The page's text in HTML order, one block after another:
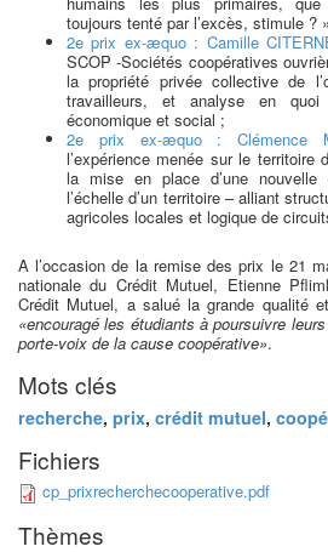
toujours tenté par l’excès, stimule ? »
2e prix ex-æquo : Camille
SCOP -Sociétés coopératives
la propriété privée collective de
travailleurs, et analyse en
économique et social ;
2e prix ex-æquo : Clémence
l’expérience menée sur le territoire
la mise en place d’une nouvelle
l’échelle d’un territoire – alliant
agricoles locales et logique de
A l’occasion de la remise des prix le 21
nationale du Crédit Mutuel, Etienne
Crédit Mutuel, a salué la grande qualité
«encouragé les étudiants à poursuivre
porte-voix de la cause coopérative».
Mots clés
recherche, prix, crédit mutuel,
Fichiers
cp_prixrecherchecooperative.pdf
Thèmes